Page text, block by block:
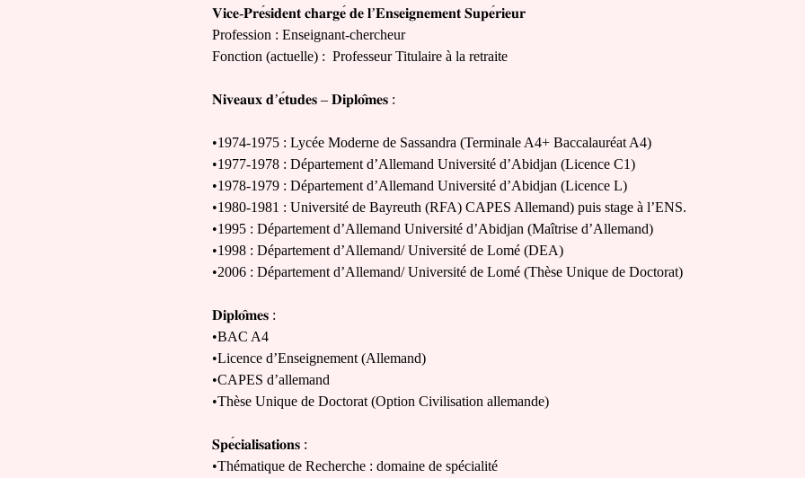
𝐕𝐢𝐜𝐞-𝐏𝐫𝐞𝐬𝐢𝐝𝐞𝐧𝐭 𝐜𝐡𝐚𝐫𝐠𝐞 𝐝𝐞 𝐥’𝐄𝐧𝐬𝐞𝐢𝐠𝐧𝐞𝐦𝐞𝐧𝐭 𝐒𝐮𝐩𝐞𝐫𝐢𝐞𝐮𝐫
Profession : Enseignant-chercheur
Fonction (actuelle) : Professeur Titulaire à la retraite
𝐍𝐢𝐯𝐞𝐚𝐮𝐱 𝐝’𝐞𝐭𝐮𝐝𝐞𝐬 – 𝐃𝐢𝐩𝐥𝐨𝐦𝐞𝐬 :
•1974-1975 : Lycée Moderne de Sassandra (Terminale A4+ Baccalauréat A4)
•1977-1978 : Département d’Allemand Université d’Abidjan (Licence C1)
•1978-1979 : Département d’Allemand Université d’Abidjan (Licence L)
•1980-1981 : Université de Bayreuth (RFA) CAPES Allemand) puis stage à l’ENS.
•1995 : Département d’Allemand Université d’Abidjan (Maîtrise d’Allemand)
•1998 : Département d’Allemand/ Université de Lomé (DEA)
•2006 : Département d’Allemand/ Université de Lomé (Thèse Unique de Doctorat)
𝐃𝐢𝐩𝐥𝐨𝐦𝐞𝐬 :
•BAC A4
•Licence d’Enseignement (Allemand)
•CAPES d’allemand
•Thèse Unique de Doctorat (Option Civilisation allemande)
𝐒𝐩𝐞𝐜𝐢𝐚𝐥𝐢𝐬𝐚𝐭𝐢𝐨𝐧𝐬 :
•Thématique de Recherche : domaine de spécialité